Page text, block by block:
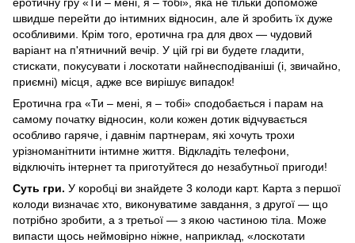
швидше перейти до інтимних відносин, але й зробить їх дуже
особливими. Крім того, еротична гра для двох — чудовий
варіант на п'ятничний вечір. У цій грі ви будете гладити,
стискати, покусувати і лоскотати найнесподіваніші (і, звичайно,
приємні) місця, адже все вирішує випадок!
Еротична гра «Ти – мені, я – тобі» сподобається і парам на
самому початку відносин, коли кожен дотик відчувається
особливо гаряче, і давнім партнерам, які хочуть трохи
урізноманітнити інтимне життя. Відкладіть телефони,
відключіть інтернет та приготуйтеся до незабутньої пригоди!
Суть гри. У коробці ви знайдете 3 колоди карт. Карта з першої
колоди визначає хто, виконуватиме завдання, з другої — що
потрібно зробити, а з третьої — з якою частиною тіла. Може
випасти щось неймовірно ніжне, наприклад, «лоскотати